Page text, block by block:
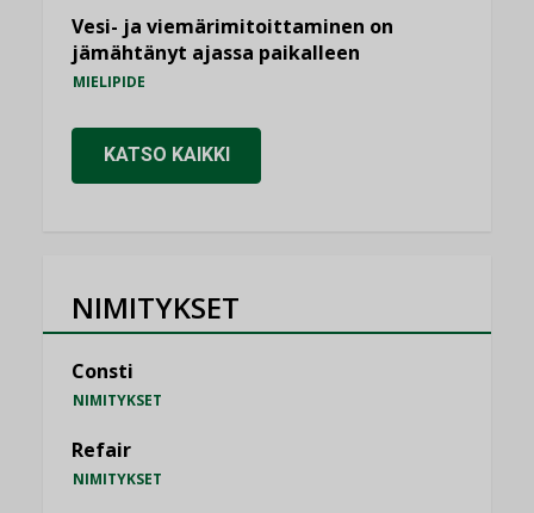
Vesi- ja viemärimitoittaminen on
jämähtänyt ajassa paikalleen
MIELIPIDE
KATSO KAIKKI
NIMITYKSET
Consti
NIMITYKSET
Refair
NIMITYKSET